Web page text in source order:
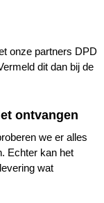
onze partners DPD
dit dan bij de
ontvangen
we er alles
Echter kan het
wat